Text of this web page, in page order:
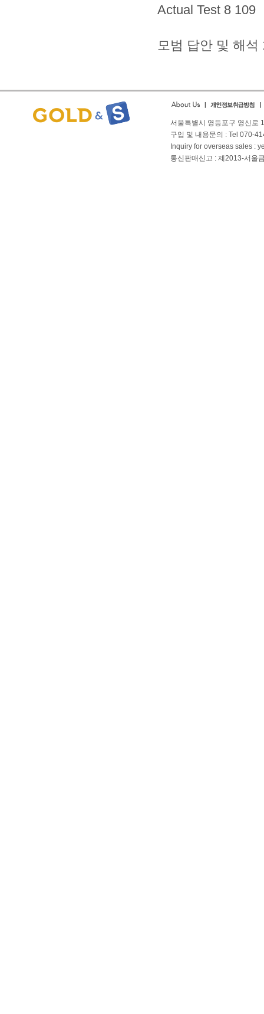
Actual Test 8 109
모범 답안 및 해석
서울특별시 영등포구 영신로
구입 및 내용문의 : Tel 070-
Inquiry for overseas sales :
통신판매신고 : 제2013-서울